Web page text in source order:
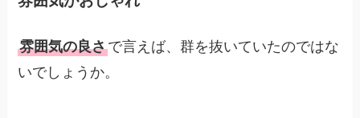
雰囲気の良さで言えば、群を抜いていたのではな
いでしょうか。